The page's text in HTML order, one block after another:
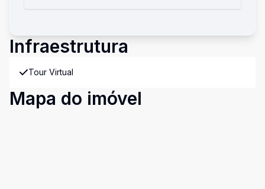
Infraestrutura
Tour Virtual
Mapa do imóvel